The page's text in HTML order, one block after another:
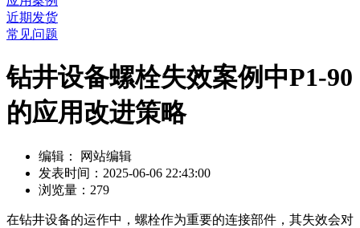
近期发货
常见问题
钻井设备螺栓失效案例中P1-90
的应用改进策略
编辑： 网站编辑
发表时间：2025-06-06 22:43:00
浏览量：279
在钻井设备的运作中，螺栓作为重要的连接部件，其失效会对